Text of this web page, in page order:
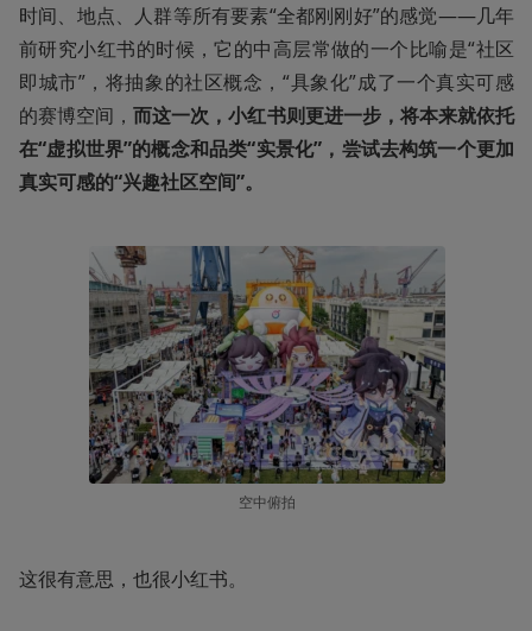
时间、地点、人群等所有要素“全都刚刚好”的感觉——几年
前研究小红书的时候，它的中高层常做的一个比喻是“社区
即城市”，将抽象的社区概念，“具象化”成了一个真实可感
的赛博空间，而这一次，小红书则更进一步，将本来就依托
在“虚拟世界”的概念和品类“实景化”，尝试去构筑一个更加
真实可感的“兴趣社区空间”。
空中俯拍
这很有意思，也很小红书。